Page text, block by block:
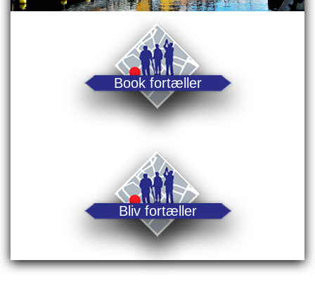
Book fortæller
Bliv fortæller